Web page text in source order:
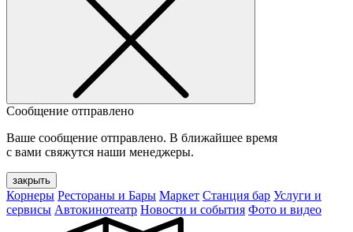
Сообщение отправлено
Ваше сообщение отправлено. В ближайшее время
с вами свяжутся наши менеджеры.
закрыть
Корнеры Рестораны и Бары Маркет Станция бар Услуги и
сервисы Автокинотеатр Новости и события Фото и видео